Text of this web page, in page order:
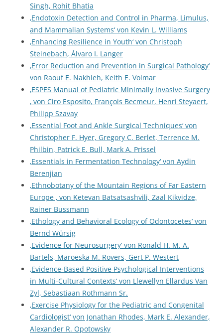
Singh, Rohit Bhatia
‚Endotoxin Detection and Control in Pharma, Limulus,
and Mammalian Systems‘ von Kevin L. Williams
‚Enhancing Resilience in Youth‘ von Christoph
Steinebach, Álvaro I. Langer
‚Error Reduction and Prevention in Surgical Pathology‘
von Raouf E. Nakhleh, Keith E. Volmar
‚ESPES Manual of Pediatric Minimally Invasive Surgery
‚ von Ciro Esposito, François Becmeur, Henri Steyaert,
Philipp Szavay
‚Essential Foot and Ankle Surgical Techniques‘ von
Christopher F. Hyer, Gregory C. Berlet, Terrence M.
Philbin, Patrick E. Bull, Mark A. Prissel
‚Essentials in Fermentation Technology‘ von Aydin
Berenjian
‚Ethnobotany of the Mountain Regions of Far Eastern
Europe ‚ von Ketevan Batsatsashvili, Zaal Kikvidze,
Rainer Bussmann
‚Ethology and Behavioral Ecology of Odontocetes‘ von
Bernd Würsig
‚Evidence for Neurosurgery‘ von Ronald H. M. A.
Bartels, Maroeska M. Rovers, Gert P. Westert
‚Evidence-Based Positive Psychological Interventions
in Multi-Cultural Contexts‘ von Llewellyn Ellardus Van
Zyl, Sebastiaan Rothmann Sr.
‚Exercise Physiology for the Pediatric and Congenital
Cardiologist‘ von Jonathan Rhodes, Mark E. Alexander,
Alexander R. Opotowsky